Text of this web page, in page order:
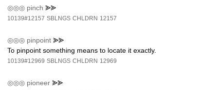
◎◎◎ pinch ⪢⪢
10139#12157 SBLNGS CHLDRN 12157
◎◎◎ pinpoint ⪢⪢
To pinpoint something means to locate it exactly.
10139#12969 SBLNGS CHLDRN 12969
◎◎◎ pioneer ⪢⪢